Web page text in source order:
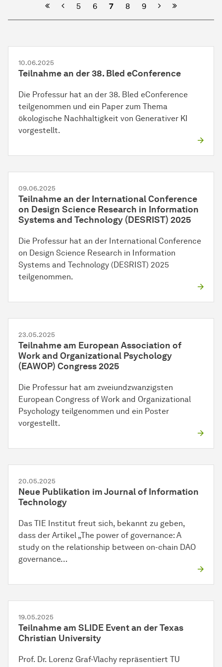
Vorherige
5 6 7 8 9 Nächste
10.06.2025
Teilnahme an der 38. Bled eConference
Die Professur hat an der 38. Bled eConference
teilgenommen und ein Paper zum Thema
ökologische Nachhaltigkeit von Generativer KI
vorgestellt.
09.06.2025
Teilnahme an der International Conference
on Design Science Research in Information
Systems and Technology (DESRIST) 2025
Die Professur hat an der International Conference
on Design Science Research in Information
Systems and Technology (DESRIST) 2025
teilgenommen.
23.05.2025
Teilnahme am European Association of
Work and Organizational Psychology
(EAWOP) Congress 2025
Die Professur hat am zweiundzwanzigsten
European Congress of Work and Organizational
Psychology teilgenommen und ein Poster
vorgestellt.
20.05.2025
Neue Publikation im Journal of Information
Technology
Das TIE Institut freut sich, bekannt zu geben,
dass der Artikel „The power of governance: A
study on the relationship between on-chain DAO
governance…
19.05.2025
Teilnahme am SLIDE Event an der Texas
Christian University
Prof. Dr. Lorenz Graf-Vlachy repräsentiert TU